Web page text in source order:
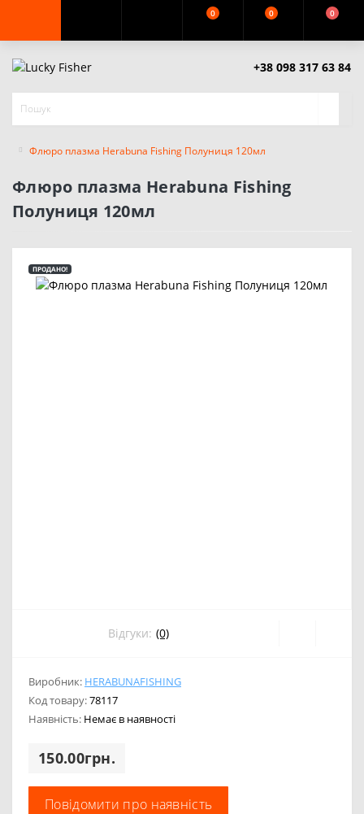
0 0 0
+38 098 317 63 84
Флюро плазма Herabuna Fishing Полуниця 120мл
Флюро плазма Herabuna Fishing
Полуниця 120мл
ПРОДАНО!
Відгуки: (0)
Виробник: HERABUNAFISHING
Код товару:78117
Наявність: Немає в наявності
150.00грн.
Повідомити про наявність